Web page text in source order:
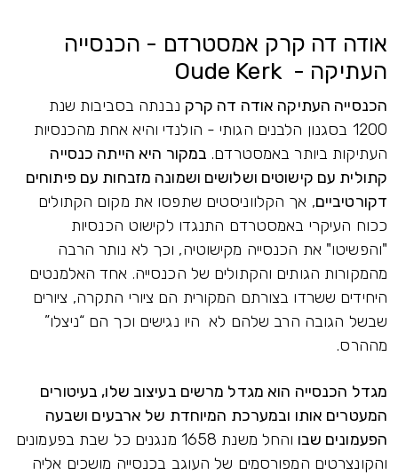
אודה דה קרק אמסטרדם - הכנסייה
העתיקה - Oude Kerk
הכנסייה העתיקה אודה דה קרק נבנתה בסביבות שנת
1200 בסגנון הלבנים הגותי - הולנדי והיא אחת מהכנסיות
העתיקות ביותר באמסטרדם. במקור היא הייתה כנסייה
קתולית עם קישוטים ושלושים ושמונה מזבחות עם פיתוחים
דקורטיביים, אך הקלווניסטים שתפסו את מקום הקתולים
ככוח העיקרי באמסטרדם התנגדו לקישוט הכנסיות
"והפשיטו" את הכנסייה מקישוטיה, וכך לא נותר הרבה
מהמקורות הגותים והקתולים של הכנסייה. אחד האלמנטים
היחידים ששרדו בצורתם המקורית הם ציורי התקרה, ציורים
שבשל הגובה הרב שלהם לא היו נגישים וכך הם “ניצלו”
מההרס.
מגדל הכנסייה הוא מגדל מרשים בעיצוב שלו, בעיטורים
המעטרים אותו ובמערכת המיוחדת של ארבעים ושבעה
הפעמונים שבו
והחל משנת 1658 מנגנים כל שבת בפעמונים
והקונצרטים המפורסמים של העוגב בכנסייה מושכים אליה